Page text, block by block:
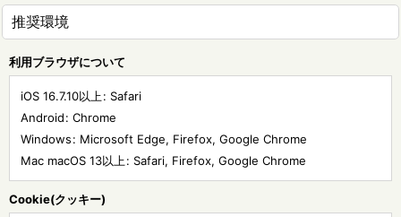
推奨環境
利用ブラウザについて
iOS 16.7.10以上: Safari
Android: Chrome
Windows: Microsoft Edge, Firefox, Google Chrome
Mac macOS 13以上: Safari, Firefox, Google Chrome
Cookie(クッキー)